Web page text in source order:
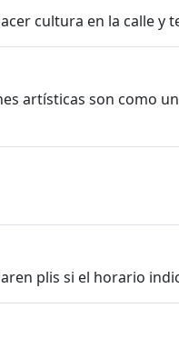
cultura en la calle
artísticas son como
plis si el horario